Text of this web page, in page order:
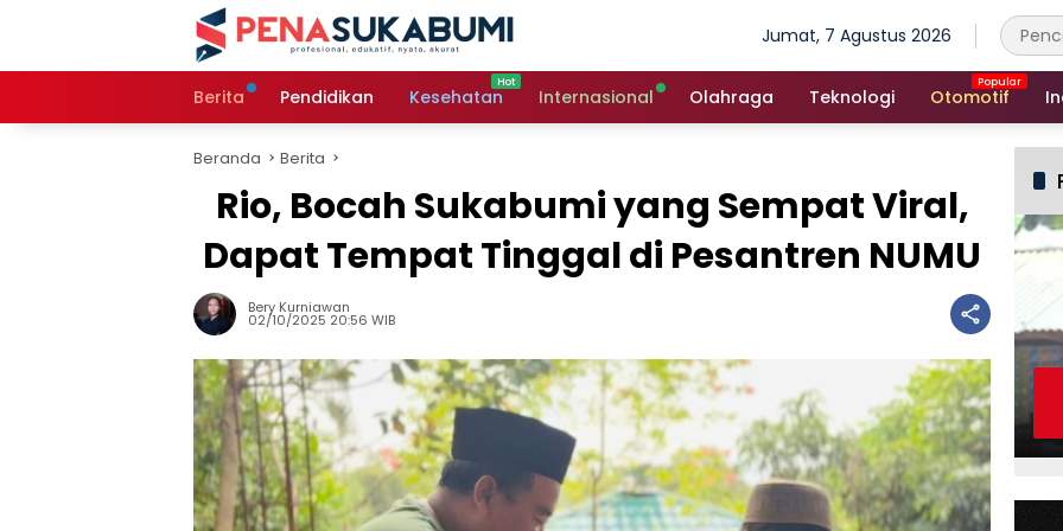
Jumat, 7 Agustus 2026
Berita Pendidikan Kesehatan Internasional Olahraga Teknologi Otomotif
Beranda Berita
Rio, Bocah Sukabumi yang Sempat Viral,
Dapat Tempat Tinggal di Pesantren NUMU
Bery Kurniawan
02/10/2025 20:56 WIB